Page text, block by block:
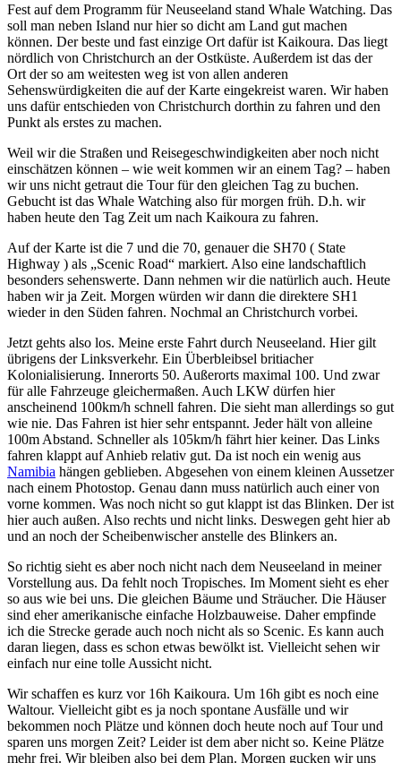
Fest auf dem Programm für Neuseeland stand Whale Watching. Das
soll man neben Island nur hier so dicht am Land gut machen
können. Der beste und fast einzige Ort dafür ist Kaikoura. Das liegt
nördlich von Christchurch an der Ostküste. Außerdem ist das der
Ort der so am weitesten weg ist von allen anderen
Sehenswürdigkeiten die auf der Karte eingekreist waren. Wir haben
uns dafür entschieden von Christchurch dorthin zu fahren und den
Punkt als erstes zu machen.
Weil wir die Straßen und Reisegeschwindigkeiten aber noch nicht
einschätzen können – wie weit kommen wir an einem Tag? – haben
wir uns nicht getraut die Tour für den gleichen Tag zu buchen.
Gebucht ist das Whale Watching also für morgen früh. D.h. wir
haben heute den Tag Zeit um nach Kaikoura zu fahren.
Auf der Karte ist die 7 und die 70, genauer die SH70 ( State
Highway ) als „Scenic Road“ markiert. Also eine landschaftlich
besonders sehenswerte. Dann nehmen wir die natürlich auch. Heute
haben wir ja Zeit. Morgen würden wir dann die direktere SH1
wieder in den Süden fahren. Nochmal an Christchurch vorbei.
Jetzt gehts also los. Meine erste Fahrt durch Neuseeland. Hier gilt
übrigens der Linksverkehr. Ein Überbleibsel britiacher
Kolonialisierung. Innerorts 50. Außerorts maximal 100. Und zwar
für alle Fahrzeuge gleichermaßen. Auch LKW dürfen hier
anscheinend 100km/h schnell fahren. Die sieht man allerdings so gut
wie nie. Das Fahren ist hier sehr entspannt. Jeder hält von alleine
100m Abstand. Schneller als 105km/h fährt hier keiner. Das Links
fahren klappt auf Anhieb relativ gut. Da ist noch ein wenig aus
Namibia hängen geblieben. Abgesehen von einem kleinen Aussetzer
nach einem Photostop. Genau dann muss natürlich auch einer von
vorne kommen. Was noch nicht so gut klappt ist das Blinken. Der ist
hier auch außen. Also rechts und nicht links. Deswegen geht hier ab
und an noch der Scheibenwischer anstelle des Blinkers an.
So richtig sieht es aber noch nicht nach dem Neuseeland in meiner
Vorstellung aus. Da fehlt noch Tropisches. Im Moment sieht es eher
so aus wie bei uns. Die gleichen Bäume und Sträucher. Die Häuser
sind eher amerikanische einfache Holzbauweise. Daher empfinde
ich die Strecke gerade auch noch nicht als so Scenic. Es kann auch
daran liegen, dass es schon etwas bewölkt ist. Vielleicht sehen wir
einfach nur eine tolle Aussicht nicht.
Wir schaffen es kurz vor 16h Kaikoura. Um 16h gibt es noch eine
Waltour. Vielleicht gibt es ja noch spontane Ausfälle und wir
bekommen noch Plätze und können doch heute noch auf Tour und
sparen uns morgen Zeit? Leider ist dem aber nicht so. Keine Plätze
mehr frei. Wir bleiben also bei dem Plan. Morgen gucken wir uns